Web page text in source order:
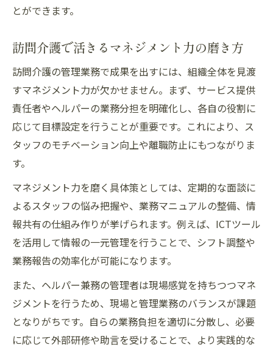
とができます。
訪問介護で活きるマネジメント力の磨き方
訪問介護の管理業務で成果を出すには、組織全体を見渡
すマネジメント力が欠かせません。まず、サービス提供
責任者やヘルパーの業務分担を明確化し、各自の役割に
応じて目標設定を行うことが重要です。これにより、ス
タッフのモチベーション向上や離職防止にもつながりま
す。
マネジメント力を磨く具体策としては、定期的な面談に
よるスタッフの悩み把握や、業務マニュアルの整備、情
報共有の仕組み作りが挙げられます。例えば、ICTツール
を活用して情報の一元管理を行うことで、シフト調整や
業務報告の効率化が可能になります。
また、ヘルパー兼務の管理者は現場感覚を持ちつつマネ
ジメントを行うため、現場と管理業務のバランスが課題
となりがちです。自らの業務負担を適切に分散し、必要
に応じて外部研修や助言を受けることで、より実践的な